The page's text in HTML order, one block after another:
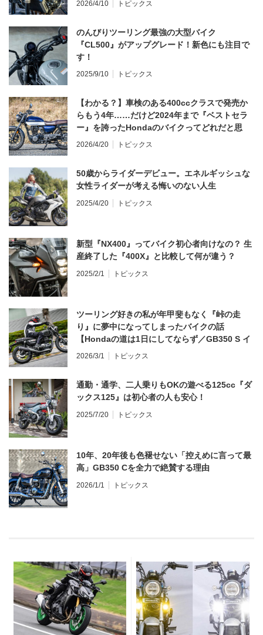
2026/4/10 トピックス
のんびりツーリング最強の大型バイク
『CL500』がアップグレード！新色にも注目で
す！
2025/9/10 トピックス
【わかる？】車検のある400ccクラスで発売か
らもう4年……だけど2024年まで『ベストセラ
ー』を誇ったHondaのバイクってどれだと思
う？
2026/4/20 トピックス
50歳からライダーデビュー。エネルギッシュな
女性ライダーが考える悔いのない人生
2025/4/20 トピックス
新型『NX400』ってバイク初心者向けなの？ 生
産終了した『400X』と比較して何が違う？
2025/2/1 トピックス
ツーリング好きの私が年甲斐もなく『峠の走
り』に夢中になってしまったバイクの話
【Hondaの道は1日にしてならず／GB350 S イ
ンプレ・レビュー 前編】
2026/3/1 トピックス
通勤・通学、二人乗りもOKの遊べる125cc『ダ
ックス125』は初心者の人も安心！
2025/7/20 トピックス
10年、20年後も色褪せない「控えめに言って最
高」GB350 Cを全力で絶賛する理由
2026/1/1 トピックス